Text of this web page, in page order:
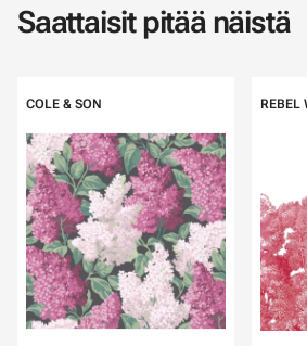
Saattaisit pitää näistä
COLE & SON REBEL